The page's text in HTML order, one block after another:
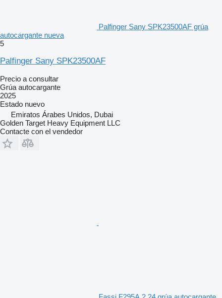
Palfinger Sany SPK23500AF grúa
autocargante nueva
5
Palfinger Sany SPK23500AF
Precio a consultar
Grúa autocargante
2025
Estado nuevo
Emiratos Árabes Unidos, Dubai
Golden Target Heavy Equipment LLC
Contacte con el vendedor